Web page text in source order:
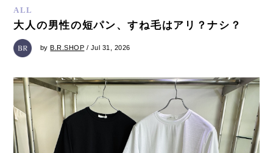
ALL
大人の男性の短パン、すね毛はアリ？ナシ？
by B.R.SHOP / Jul 31, 2026